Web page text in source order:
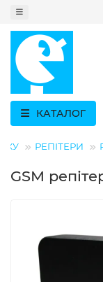
КАТАЛОГ
РЕПІТЕРИ
GSM